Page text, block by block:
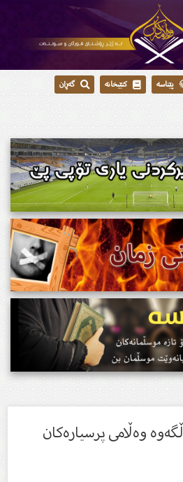
پێناسە کتێبخانە
گەڕان
وەڵامی پرسیارەكان